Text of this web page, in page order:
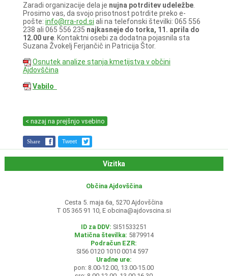
Zaradi organizacije dela je nujna potrditev udeležbe.
Prosimo vas, da svojo prisotnost potrdite preko e-
pošte: info@rra-rod.si ali na telefonski številki: 065 556
238 ali 065 556 235 najkasneje do torka, 11. aprila do
12.00 ure. Kontaktni osebi za dodatna pojasnila sta
Suzana Žvokelj Ferjančič in Patricija Štor.
Osnutek analize stanja kmetijstva v občini
Ajdovščina
Vabilo
< nazaj na prejšnjo vsebino
Share Tweet
Vizitka
Občina Ajdovščina
Cesta 5. maja 6a, 5270 Ajdovščina
T 05 365 91 10, E obcina@ajdovscina.si
ID za DDV: SI51533251
Matična številka: 5879914
Podračun EZR:
SI56 0120 1010 0014 597
Uradne ure:
pon: 8.00-12.00, 13.00-15.00